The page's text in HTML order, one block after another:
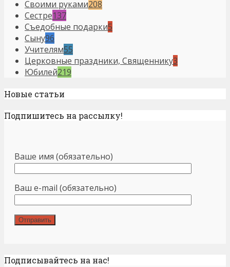
Своими руками208
Сестре137
Съедобные подарки5
Сыну96
Учителям55
Церковные праздники, Священнику3
Юбилей219
Новые статьи
Подпишитесь на рассылку!
Ваше имя (обязательно)
Ваш e-mail (обязательно)
Подписывайтесь на нас!